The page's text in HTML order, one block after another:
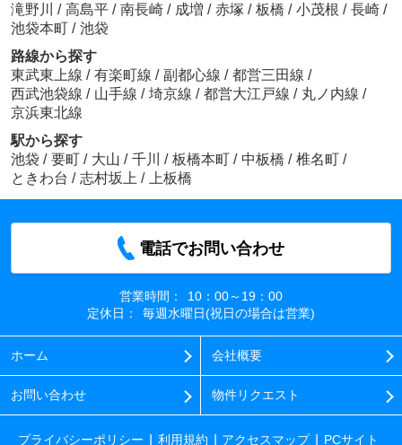
滝野川 / 高島平 / 南長崎 / 成増 / 赤塚 / 板橋 / 小茂根 / 長崎 /
池袋本町 / 池袋
路線から探す
東武東上線 / 有楽町線 / 副都心線 / 都営三田線 /
西武池袋線 / 山手線 / 埼京線 / 都営大江戸線 / 丸ノ内線 /
京浜東北線
駅から探す
池袋 / 要町 / 大山 / 千川 / 板橋本町 / 中板橋 / 椎名町 /
ときわ台 / 志村坂上 / 上板橋
電話でお問い合わせ
営業時間：
10：00～19：00
定休日：
毎週水曜日(祝日の場合は営業)
ホーム 会社概要
お問い合わせ 物件リクエスト
プライバシーポリシー 利用規約 アクセスマップ PCサイト